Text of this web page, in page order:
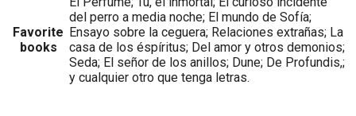
Favorite
books
del perro a media noche; El mundo de Sofía;
Ensayo sobre la ceguera; Relaciones extrañas; La
casa de los éspíritus; Del amor y otros demonios;
Seda; El señor de los anillos; Dune; De Profundis,;
y cualquier otro que tenga letras.